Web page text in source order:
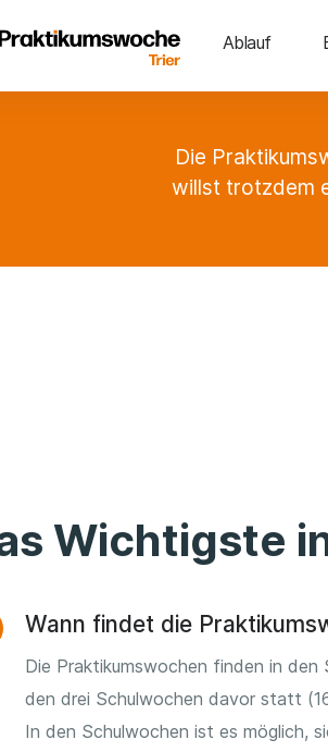
Ablauf
Die
willst trotzdem
Wichtigste
Wann findet die
Die Praktikumswochen finden in den
den drei Schulwochen davor statt
In den Schulwochen ist es möglich,